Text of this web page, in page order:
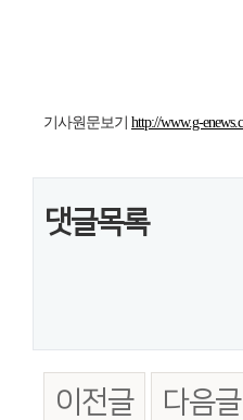
기사원문보기 http://www.g-
댓글목록
이전글 다음글